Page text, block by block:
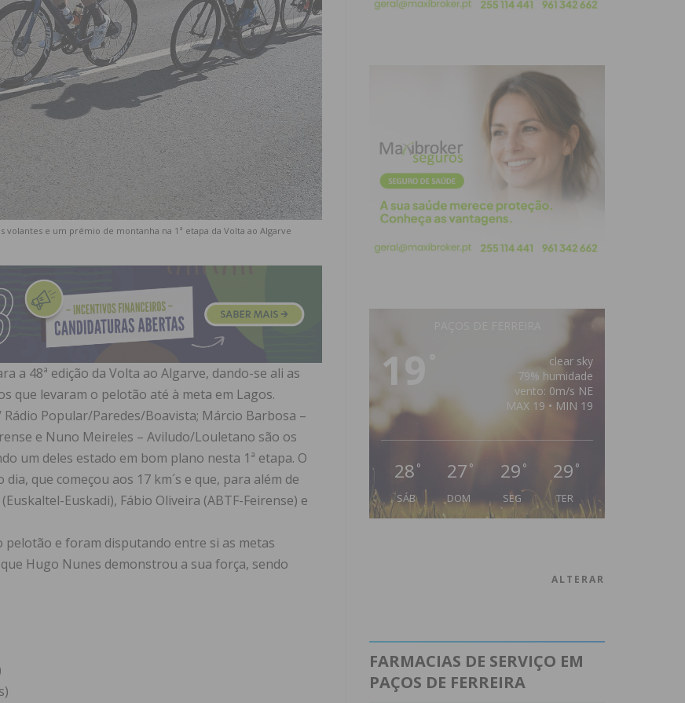
e um prémio de montanha na 1ª etapa da Volta ao Algarve
a 48ª edição da Volta ao Algarve, dando-se ali as
que levaram o pelotão até à meta em Lagos.
Popular/Paredes/Boavista; Márcio Barbosa –
e Nuno Meireles – Aviludo/Louletano são os
um deles estado em bom plano nesta 1ª etapa. O
que começou aos 17 km´s e que, para além de
Euskadi), Fábio Oliveira (ABTF-Feirense) e
pelotão e foram disputando entre si as metas
Hugo Nunes demonstrou a sua força, sendo
19
clear sky
79% humidade
vento: 0m/s NE
MAX 19 • MIN 19
28 °
SÁB
27 °
DOM
29 °
SEG
29 °
TER
ALTERAR
FARMACIAS DE SERVIÇO EM
PAÇOS DE FERREIRA